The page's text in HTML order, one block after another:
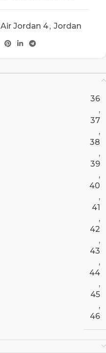
Air Jordan 4, Jordan
36
,
37
,
38
,
39
,
40
,
41
,
42
,
43
,
44
,
45
,
46